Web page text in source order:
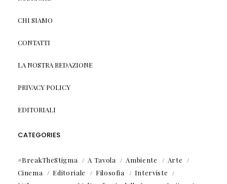
CHI SIAMO
CONTATTI
LA NOSTRA REDAZIONE
PRIVACY POLICY
EDITORIALI
CATEGORIES
#BreakTheStigma A Tavola Ambiente
Arte
Cinema
Editoriale Filosofia
Interviste